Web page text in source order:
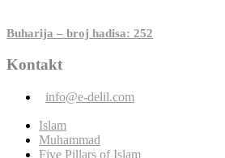
Buharija – broj hadisa: 252
Kontakt
info@e-delil.com
Islam
Muhammad
Five Pillars of Islam